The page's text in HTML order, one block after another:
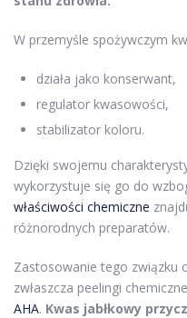
W przemyśle spożywczym
działa jako konserwant,
regulator kwasowości,
stabilizator koloru.
Dzięki swojemu
wykorzystuje się go do
właściwości chemiczne
różnorodnych preparatów.
Zastosowanie tego związku
zwłaszcza peelingi
AHA. Kwas jabłkowy